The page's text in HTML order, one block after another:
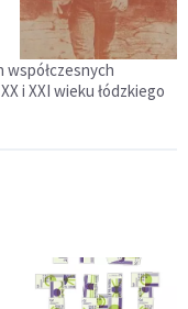
współczesnych
i XXI wieku łódzkiego